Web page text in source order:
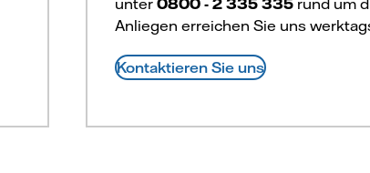
Anliegen erreichen Sie uns
Kontaktieren Sie uns